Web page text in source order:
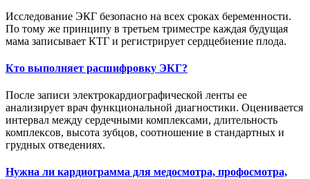
Исследование ЭКГ безопасно на всех сроках беременности.
По тому же принципу в третьем триместре каждая будущая
мама записывает КТГ и регистрирует сердцебиение плода.
Кто выполняет расшифровку ЭКГ?
После записи электрокардиографической ленты ее
анализирует врач функциональной диагностики. Оценивается
интервал между сердечными комплексами, длительность
комплексов, высота зубцов, соотношение в стандартных и
грудных отведениях.
Нужна ли кардиограмма для медосмотра, профосмотра,